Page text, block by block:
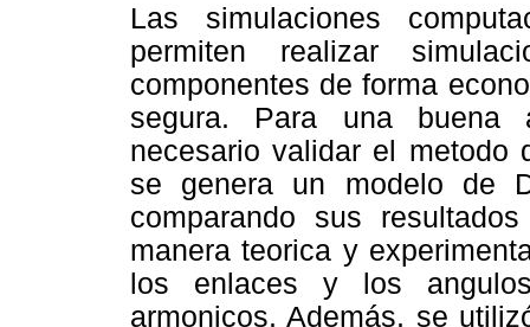
Las simulaciones
permiten realizar
componentes de forma
segura. Para una buena
necesario validar el metodo
se genera un modelo de
comparando sus
manera teorica y
los enlaces y los
armonicos. Además, se